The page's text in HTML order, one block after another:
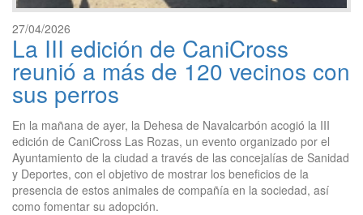
27/04/2026
La III edición de CaniCross
reunió a más de 120 vecinos con
sus perros
En la mañana de ayer, la Dehesa de Navalcarbón acogió la III
edición de CaniCross Las Rozas, un evento organizado por el
Ayuntamiento de la ciudad a través de las concejalías de Sanidad
y Deportes, con el objetivo de mostrar los beneficios de la
presencia de estos animales de compañía en la sociedad, así
como fomentar su adopción.